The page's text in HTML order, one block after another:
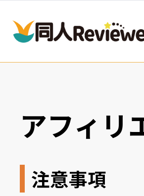
アフィリ
注意事項